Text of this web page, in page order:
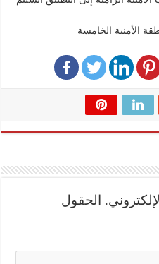
الأمنية الخامسة
الحقول